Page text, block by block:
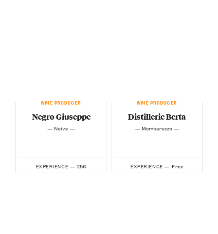
WINE PRODUCER
Negro Giuseppe
— Neive —
EXPERIENCE — 25€
WINE PRODUCER
Distillerie Berta
— Mombaruzzo —
EXPERIENCE — Free